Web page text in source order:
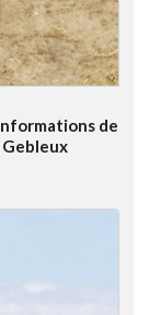
de
Gebleux